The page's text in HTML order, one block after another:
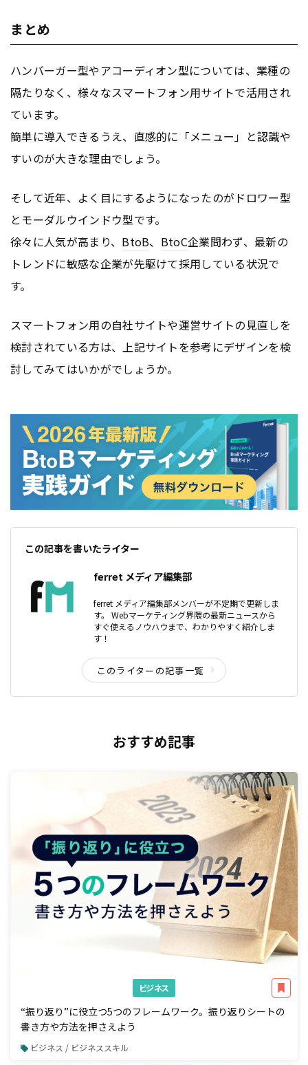
まとめ
ハンバーガー型やアコーディオン型については、業種の
隔たりなく、様々なスマートフォン用サイトで活用され
ています。
簡単に導入できるうえ、直感的に「メニュー」と認識や
すいのが大きな理由でしょう。
そして近年、よく目にするようになったのがドロワー型
とモーダルウインドウ型です。
徐々に人気が高まり、 BtoB、 BtoC企業問わず、最新の
トレンドに敏感な企業が先駆けて採用している状況で
す。
スマートフォン用の自社サイトや運営サイトの見直しを
検討されている方は、上記サイトを参考にデザインを検
討してみてはいかがでしょうか。
この記事を書いたライター
ferret メディア編集部
ferret メディア編集部メンバーが不定期で更新しま
す。 Webマーケティング界隈の最新ニュースから
すぐ使えるノウハウまで、わかりやすく紹介しま
す！
このライターの記事一覧
おすすめ記事
ビジネス
“振り返り”に役立つ5つのフレームワーク。振り返りシートの
書き方や方法を押さえよう
ビジネス / ビジネススキル